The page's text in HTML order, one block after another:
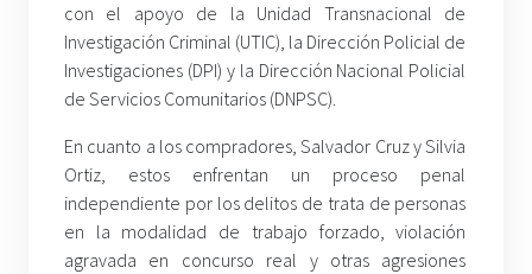
con el apoyo de la Unidad Transnacional de
Investigación Criminal (UTIC), la Dirección Policial de
Investigaciones (DPI) y la Dirección Nacional Policial
de Servicios Comunitarios (DNPSC).
En cuanto a los compradores, Salvador Cruz y Silvia
Ortiz, estos enfrentan un proceso penal
independiente por los delitos de trata de personas
en la modalidad de trabajo forzado, violación
agravada en concurso real y otras agresiones